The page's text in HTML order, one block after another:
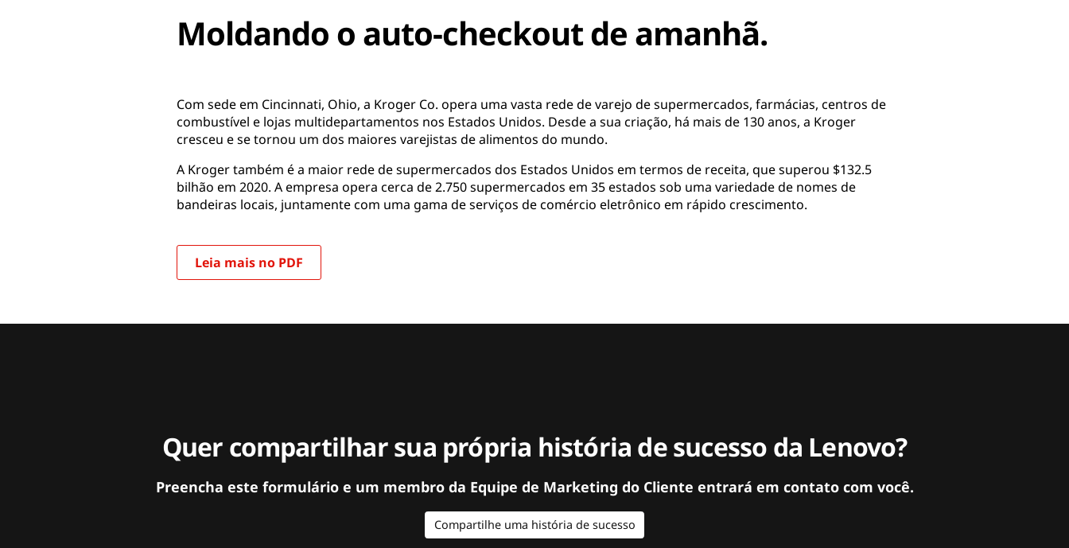
Moldando o auto-checkout de amanhã.
Com sede em Cincinnati, Ohio, a Kroger Co. opera uma vasta rede de varejo de supermercados, farmácias, centros de
combustível e lojas multidepartamentos nos Estados Unidos. Desde a sua criação, há mais de 130 anos, a Kroger
cresceu e se tornou um dos maiores varejistas de alimentos do mundo.
A Kroger também é a maior rede de supermercados dos Estados Unidos em termos de receita, que superou $132.5
bilhão em 2020. A empresa opera cerca de 2.750 supermercados em 35 estados sob uma variedade de nomes de
bandeiras locais, juntamente com uma gama de serviços de comércio eletrônico em rápido crescimento.
Leia mais no PDF
Quer compartilhar sua própria história de sucesso da Lenovo?
Preencha este formulário e um membro da Equipe de Marketing do Cliente entrará em contato com você.
Compartilhe uma história de sucesso